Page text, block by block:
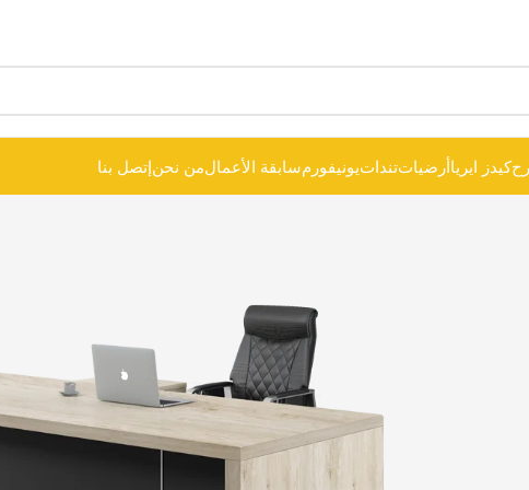
كيدز ايرياأرضياتتنداتيونيفورمسابقة الأعمالمن نحنإتصل بنا